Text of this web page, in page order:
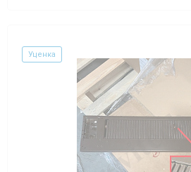
Уценка